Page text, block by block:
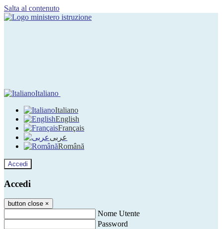
Salta al contenuto
Italiano
Italiano
English
Français
عربى
Română
Accedi
Accedi
button close ×
Nome Utente
Password